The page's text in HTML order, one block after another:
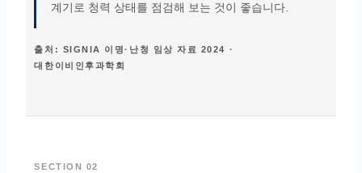
계기로 청력 상태를 점검해 보는 것이 좋습니다.
출처: SIGNIA 이명·난청 임상 자료 2024 ·
대한이비인후과학회
SECTION 02